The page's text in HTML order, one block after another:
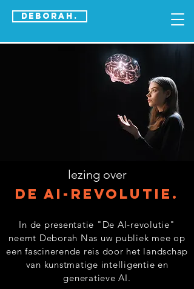
DEBORAH.
lezing over
DE AI-REVOLUTIE.
In de presentatie "De AI-revolutie"
neemt Deborah Nas uw publiek mee op
een fascinerende reis door het landschap
van kunstmatige intelligentie en
generatieve AI.